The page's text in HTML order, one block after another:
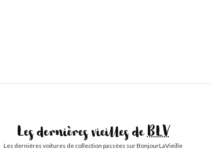
Les dernières vieilles deBLV
Les dernières voitures de collection passées sur BonjourLaVieille